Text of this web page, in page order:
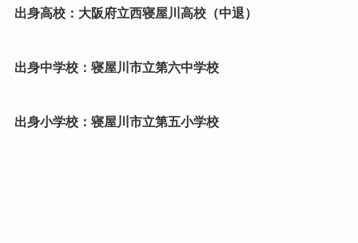
出身高校：大阪府立西寝屋川高校（中退）
出身中学校：寝屋川市立第六中学校
出身小学校：寝屋川市立第五小学校